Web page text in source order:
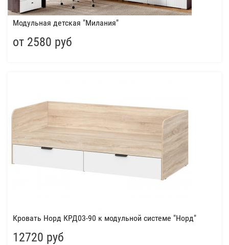
Модульная детская "Милания"
от 2580 руб
Кровать Норд КРД03-90 к модульной системе "Норд"
12720 руб